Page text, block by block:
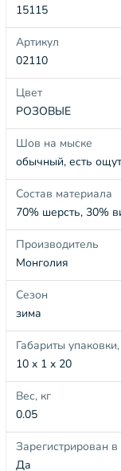
15115
Артикул
02110
Цвет
РОЗОВЫЕ
Шов на мыске
обычный, есть
Состав материала
70% шерсть, 30%
Производитель
Монголия
Сезон
зима
Габариты
10 x 1 x 20
Вес, кг
0.05
Зарегистрирован
Да